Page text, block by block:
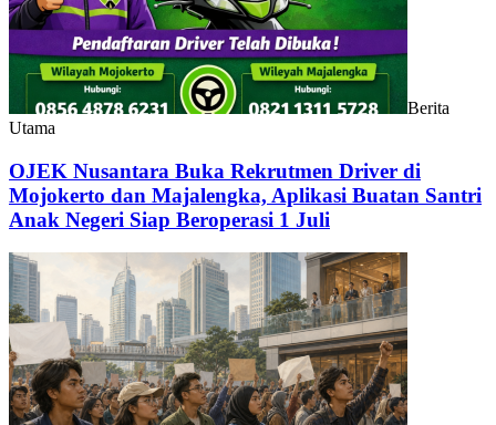
Berita
Utama
OJEK Nusantara Buka Rekrutmen Driver di
Mojokerto dan Majalengka, Aplikasi Buatan Santri
Anak Negeri Siap Beroperasi 1 Juli